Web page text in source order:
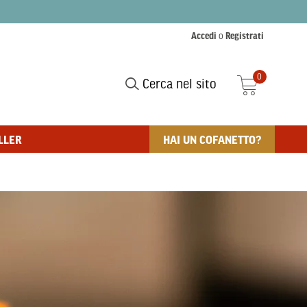
Cerca nel sito
0
HAI UN COFANETTO?
Accedi o Registrati